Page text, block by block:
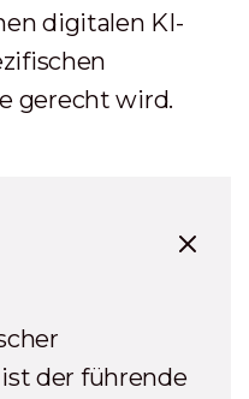
digitalen KI-
gerecht wird.
der führende